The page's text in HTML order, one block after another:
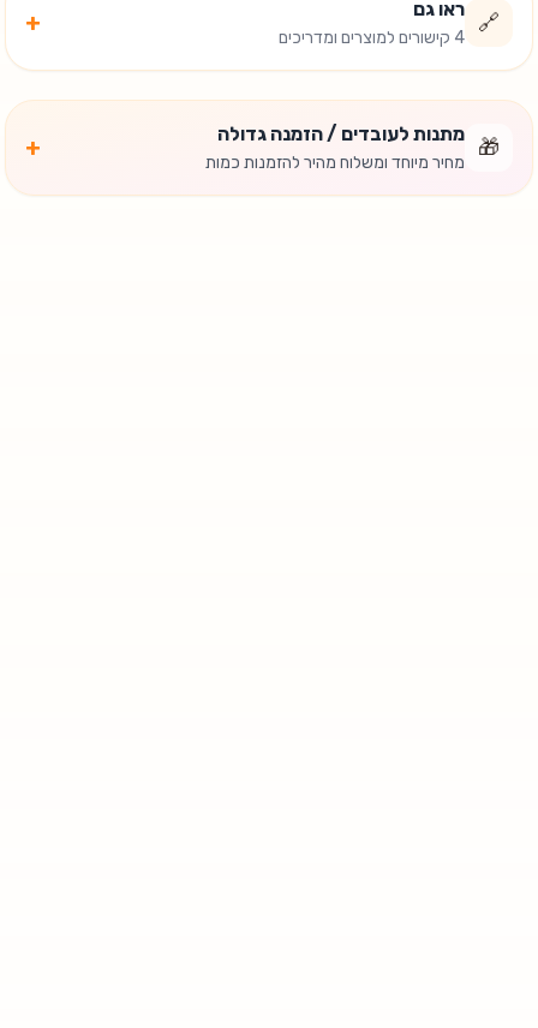
🔗
ראו גם
4 קישורים למוצרים ומדריכים
+
🎁
מתנות לעובדים / הזמנה גדולה
מחיר מיוחד ומשלוח מהיר להזמנות כמות
+